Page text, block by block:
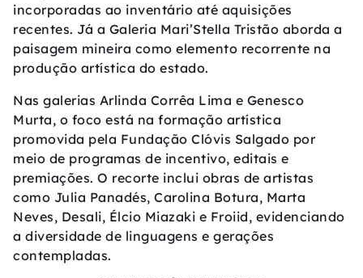
incorporadas ao inventário até aquisições
recentes. Já a Galeria Mari’Stella Tristão aborda a
paisagem mineira como elemento recorrente na
produção artística do estado.
Nas galerias Arlinda Corrêa Lima e Genesco
Murta, o foco está na formação artística
promovida pela Fundação Clóvis Salgado por
meio de programas de incentivo, editais e
premiações. O recorte inclui obras de artistas
como Julia Panadés, Carolina Botura, Marta
Neves, Desali, Élcio Miazaki e Froiid, evidenciando
a diversidade de linguagens e gerações
contempladas.